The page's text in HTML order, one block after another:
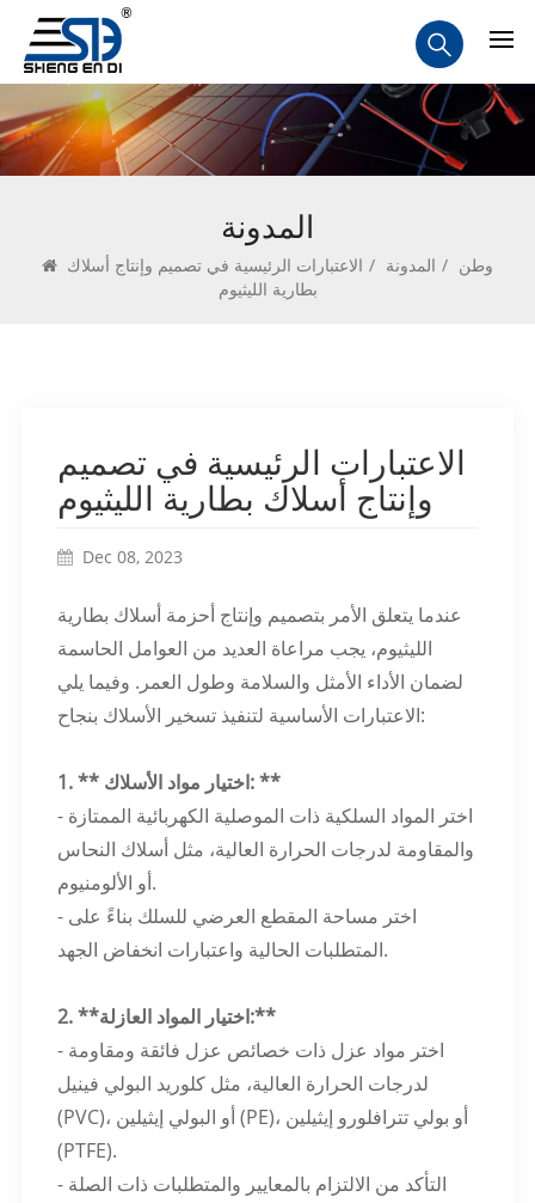
المدونة
وطن / المدونة / الاعتبارات الرئيسية في تصميم وإنتاج أسلاك
بطارية الليثيوم
الاعتبارات الرئيسية في تصميم
وإنتاج أسلاك بطارية الليثيوم
Dec 08, 2023
عندما يتعلق الأمر بتصميم وإنتاج أحزمة أسلاك بطارية
الليثيوم، يجب مراعاة العديد من العوامل الحاسمة
لضمان الأداء الأمثل والسلامة وطول العمر. وفيما يلي
الاعتبارات الأساسية لتنفيذ تسخير الأسلاك بنجاح:
1. ** اختيار مواد الأسلاك: **
- اختر المواد السلكية ذات الموصلية الكهربائية الممتازة
والمقاومة لدرجات الحرارة العالية، مثل أسلاك النحاس
أو الألومنيوم.
- اختر مساحة المقطع العرضي للسلك بناءً على
المتطلبات الحالية واعتبارات انخفاض الجهد.
2. **اختيار المواد العازلة:**
- اختر مواد عزل ذات خصائص عزل فائقة ومقاومة
لدرجات الحرارة العالية، مثل كلوريد البولي فينيل
(PVC)، أو البولي إيثيلين (PE)، أو بولي تترافلورو إيثيلين
(PTFE).
- التأكد من الالتزام بالمعايير والمتطلبات ذات الصلة